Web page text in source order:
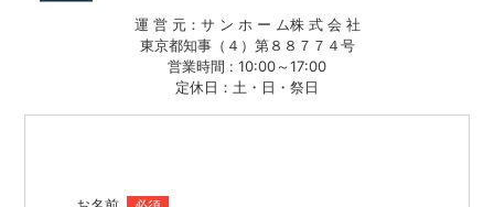
運 営 元：サ ン ホ ー ム株 式 会 社
東京都知事（４）第８８７７４号
営業時間 : 10:00～17:00
定休日：土・日・祭日